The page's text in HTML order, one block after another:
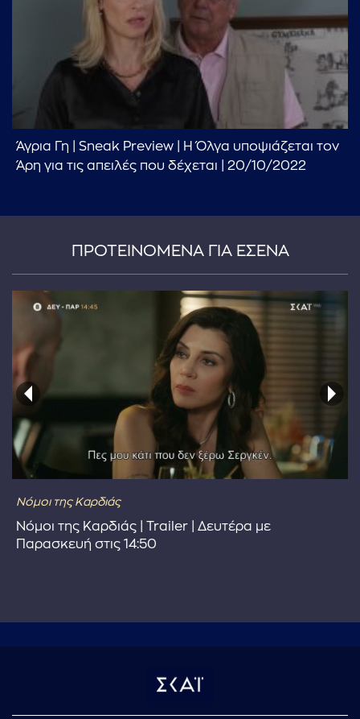
Άγρια Γη | Sneak Preview | Η Όλγα υποψιάζεται τον
Άρη για τις απειλές που δέχεται | 20/10/2022
ΠΡΟΤΕΙΝΟΜΕΝΑ ΓΙΑ ΕΣΕΝΑ
Νόμοι της Καρδιάς
Νόμοι της Καρδιάς | Trailer | Δευτέρα με
Παρασκευή στις 14:50